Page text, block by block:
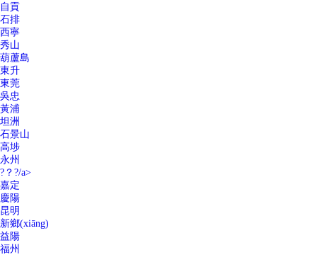
自貢
石排
西寧
秀山
葫蘆島
東升
東莞
吳忠
黃浦
坦洲
石景山
高埗
永州
?？?/a>
嘉定
慶陽
昆明
新鄉(xiāng)
益陽
福州